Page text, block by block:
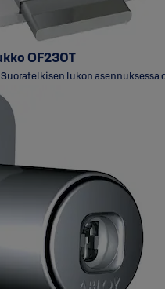
OF230T
lukon